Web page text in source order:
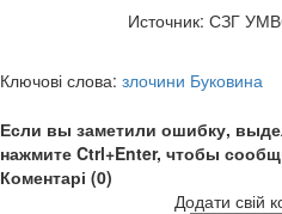
Источник: СЗГ
Ключові слова: злочини Буковина
Если вы заметили ошибку,
нажмите Ctrl+Enter, чтобы
Коментарі (0)
Додати свій